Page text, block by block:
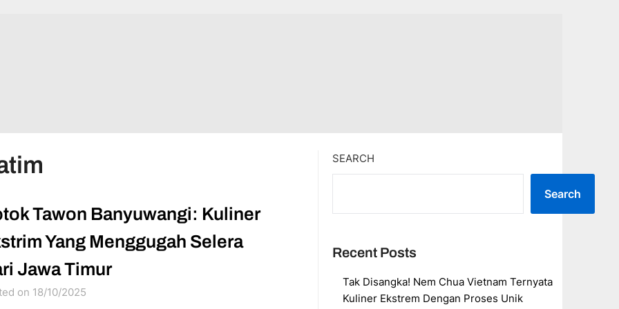
Tawon Banyuwangi: Kuliner
Yang Menggugah Selera
Jawa Timur
on 18/10/2025
SEARCH
Search
Recent Posts
Tak Disangka! Nem Chua Vietnam Ternyata
Kuliner Ekstrem Dengan Proses Unik